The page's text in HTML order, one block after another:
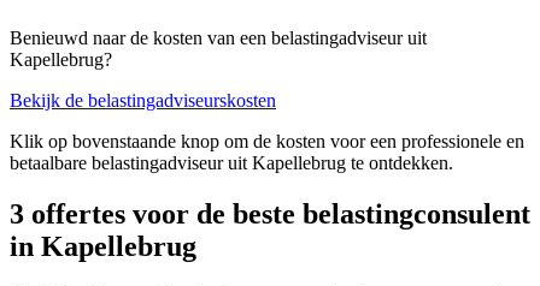
Benieuwd naar de kosten van een belastingadviseur uit
Kapellebrug?
Bekijk de belastingadviseurskosten
Klik op bovenstaande knop om de kosten voor een professionele en
betaalbare belastingadviseur uit Kapellebrug te ontdekken.
3 offertes voor de beste belastingconsulent
in Kapellebrug